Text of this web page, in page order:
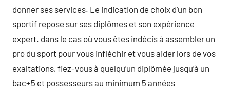
donner ses services. Le indication de choix d’un bon
sportif repose sur ses diplômes et son expérience
expert. dans le cas où vous êtes indécis à assembler un
pro du sport pour vous infléchir et vous aider lors de vos
exaltations, fiez-vous à quelqu’un diplômée jusqu’à un
bac+5 et possesseurs au minimum 5 années